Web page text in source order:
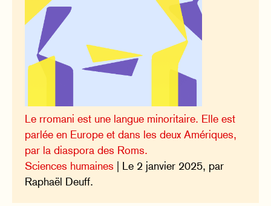
Le rromani est une langue minoritaire. Elle est
parlée en Europe et dans les deux Amériques,
par la diaspora des Roms.
Sciences humaines | Le 2 janvier 2025, par
Raphaël Deuff.